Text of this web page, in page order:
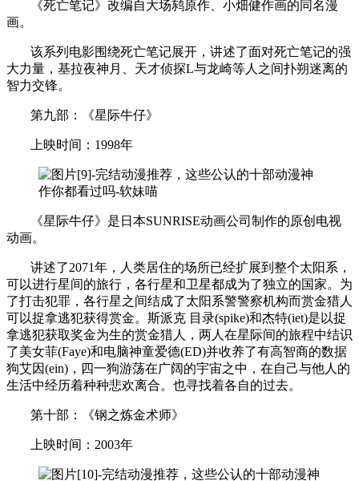
《死亡笔记》改编自大场鸫原作、小畑健作画的同名漫
画。
该系列电影围绕死亡笔记展开，讲述了面对死亡笔记的强
大力量，基拉夜神月、天才侦探L与龙崎等人之间扑朔迷离的
智力交锋。
第九部：《星际牛仔》
上映时间：1998年
《星际牛仔》是日本SUNRISE动画公司制作的原创电视
动画。
讲述了2071年，人类居住的场所已经扩展到整个太阳系，
可以进行星间的旅行，各行星和卫星都成为了独立的国家。为
了打击犯罪，各行星之间结成了太阳系警警察机构而赏金猎人
可以捉拿逃犯获得赏金。斯派克 目录(spike)和杰特(iet)是以捉
拿逃犯获取奖金为生的赏金猎人，两人在星际间的旅程中结识
了美女菲(Faye)和电脑神童爱德(ED)并收养了有高智商的数据
狗艾因(ein)，四一狗游荡在广阔的宇宙之中，在自己与他人的
生活中经历着种种悲欢离合。也寻找着各自的过去。
第十部：《钢之炼金术师》
上映时间：2003年